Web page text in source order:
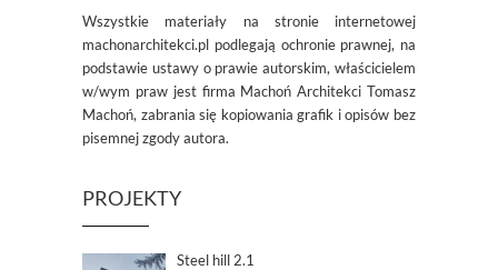
Wszystkie materiały na stronie internetowej
machonarchitekci.pl podlegają ochronie prawnej, na
podstawie ustawy o prawie autorskim, właścicielem
w/wym praw jest firma Machoń Architekci Tomasz
Machoń, zabrania się kopiowania grafik i opisów bez
pisemnej zgody autora.
PROJEKTY
Steel hill 2.1